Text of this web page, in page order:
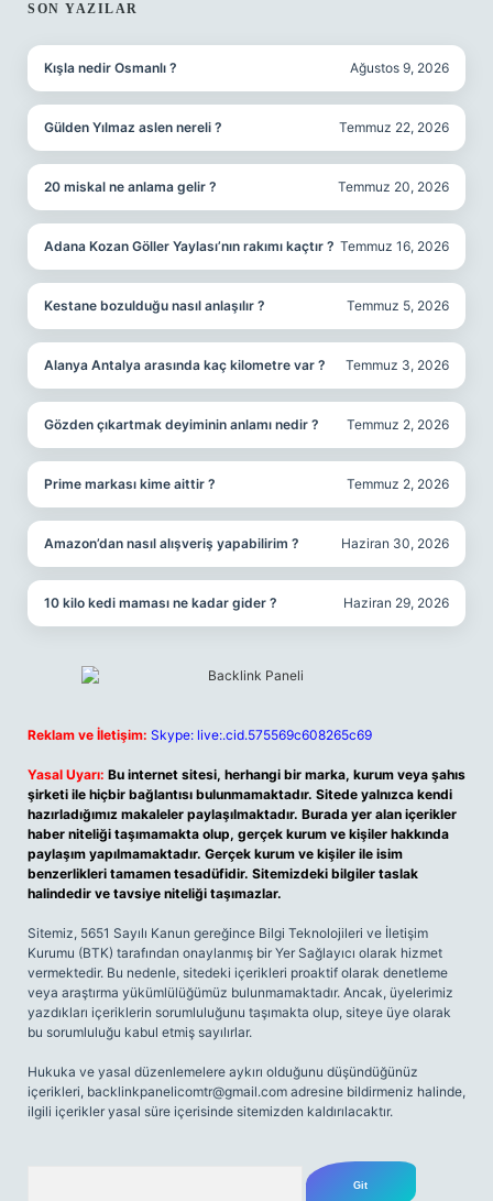
SIDEBAR
SON YAZILAR
Kışla nedir Osmanlı ? Ağustos 9, 2026
Gülden Yılmaz aslen nereli ? Temmuz 22, 2026
20 miskal ne anlama gelir ? Temmuz 20, 2026
Adana Kozan Göller Yaylası’nın rakımı kaçtır ? Temmuz 16, 2026
Kestane bozulduğu nasıl anlaşılır ? Temmuz 5, 2026
Alanya Antalya arasında kaç kilometre var ? Temmuz 3, 2026
Gözden çıkartmak deyiminin anlamı nedir ? Temmuz 2, 2026
Prime markası kime aittir ? Temmuz 2, 2026
Amazon’dan nasıl alışveriş yapabilirim ? Haziran 30, 2026
10 kilo kedi maması ne kadar gider ? Haziran 29, 2026
Reklam ve İletişim: Skype: live:.cid.575569c608265c69
Yasal Uyarı: Bu internet sitesi, herhangi bir marka, kurum veya şahıs
şirketi ile hiçbir bağlantısı bulunmamaktadır. Sitede yalnızca kendi
hazırladığımız makaleler paylaşılmaktadır. Burada yer alan içerikler
haber niteliği taşımamakta olup, gerçek kurum ve kişiler hakkında
paylaşım yapılmamaktadır. Gerçek kurum ve kişiler ile isim
benzerlikleri tamamen tesadüfidir. Sitemizdeki bilgiler taslak
halindedir ve tavsiye niteliği taşımazlar.
Sitemiz, 5651 Sayılı Kanun gereğince Bilgi Teknolojileri ve İletişim
Kurumu (BTK) tarafından onaylanmış bir Yer Sağlayıcı olarak hizmet
vermektedir. Bu nedenle, sitedeki içerikleri proaktif olarak denetleme
veya araştırma yükümlülüğümüz bulunmamaktadır. Ancak, üyelerimiz
yazdıkları içeriklerin sorumluluğunu taşımakta olup, siteye üye olarak
bu sorumluluğu kabul etmiş sayılırlar.
Hukuka ve yasal düzenlemelere aykırı olduğunu düşündüğünüz
içerikleri, backlinkpanelicomtr@gmail.com adresine bildirmeniz halinde,
ilgili içerikler yasal süre içerisinde sitemizden kaldırılacaktır.